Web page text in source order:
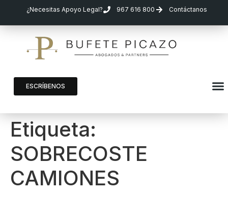
¿Necesitas Apoyo Legal? 967 616 800 Contáctanos
ESCRÍBENOS
Etiqueta:
SOBRECOSTE
CAMIONES